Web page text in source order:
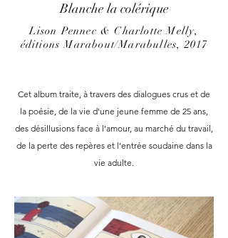
Blanche la colérique
Lison Pennec & Charlotte Melly,
éditions Marabout/Marabulles, 2017
Cet album traite, à travers des dialogues crus et de
la poésie, de la vie d'une jeune femme de 25 ans,
des désillusions face à l'amour, au marché du travail,
de la perte des repères et l’entrée soudaine dans la
vie adulte.